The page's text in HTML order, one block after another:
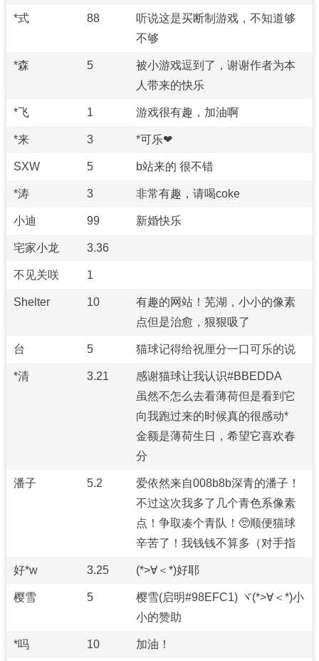
*式 88
听说这是买断制游戏，不知道够
不够
*森 5
被小游戏逗到了，谢谢作者为本
人带来的快乐
*飞 1 游戏很有趣，加油啊
*来 3 *可乐❤
SXW 5 b站来的 很不错
*涛 3 非常有趣，请喝coke
小迪 99 新婚快乐
宅家小龙 3.36
不见关咲 1
Shelter 10
有趣的网站！芜湖，小小的像素
点但是治愈，狠狠吸了
台 5 猫球记得给祝厘分一口可乐的说
*清 3.21
感谢猫球让我认识#BBEDDA
虽然不怎么去看薄荷但是看到它
向我跑过来的时候真的很感动*
金额是薄荷生日，希望它喜欢春
分
潘子 5.2
爱依然来自008b8b深青的潘子！
不过这次我多了几个青色系像素
点！争取凑个青队！🥺顺便猫球
辛苦了！我钱钱不算多（对手指
好*w 3.25 (*>∀＜*)好耶
樱雪 5
樱雪(启明#98EFC1) ヾ(*>∀＜*)小
小的赞助
*吗 10 加油！